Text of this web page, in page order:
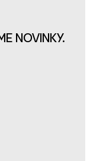
NOVINKY.